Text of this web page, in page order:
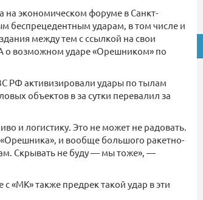
экономическом форуме в Санкт-
беспрецедентным ударам, в том числе и
между тем с ссылкой на свои
о возможном ударе «Орешником» по
РФ активизировали удары по тылам
объектов в за сутки перевалил за
и логистику. Это не может не радовать.
и вообще большого ракетно-
Скрывать не буду — мы тоже», —
«МК» также предрек такой удар в эти